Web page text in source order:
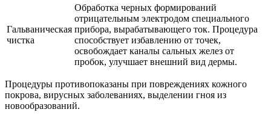
Гальваническая
чистка
Обработка черных формирований
отрицательным электродом специального
прибора, вырабатывающего ток. Процедура
способствует избавлению от точек,
освобождает каналы сальных желез от
пробок, улучшает внешний вид дермы.
Процедуры противопоказаны при повреждениях кожного
покрова, вирусных заболеваниях, выделении гноя из
новообразований.